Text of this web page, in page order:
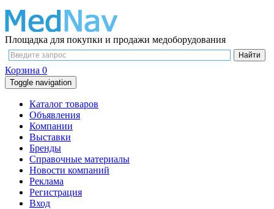
Площадка для покупки и продажи медоборудования
Корзина 0
Toggle navigation
Каталог товаров
Объявления
Компании
Выставки
Бренды
Справочные материалы
Новости компаний
Реклама
Регистрация
Вход